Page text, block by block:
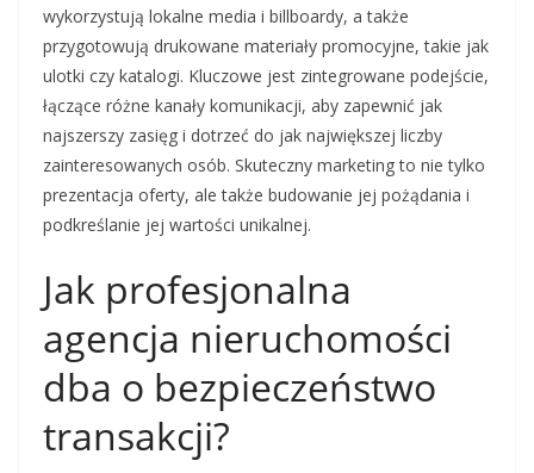
wykorzystują lokalne media i billboardy, a także
przygotowują drukowane materiały promocyjne, takie jak
ulotki czy katalogi. Kluczowe jest zintegrowane podejście,
łączące różne kanały komunikacji, aby zapewnić jak
najszerszy zasięg i dotrzeć do jak największej liczby
zainteresowanych osób. Skuteczny marketing to nie tylko
prezentacja oferty, ale także budowanie jej pożądania i
podkreślanie jej wartości unikalnej.
Jak profesjonalna
agencja nieruchomości
dba o bezpieczeństwo
transakcji?